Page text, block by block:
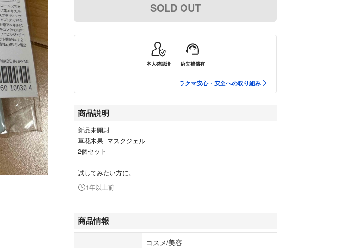
SOLD OUT
本人確認済 紛失補償有
ラクマ安心・安全への取り組み
商品説明
新品未開封
草花木果 マスクジェル
2個セット
試してみたい方に。
1年以上前
商品情報
コスメ/美容